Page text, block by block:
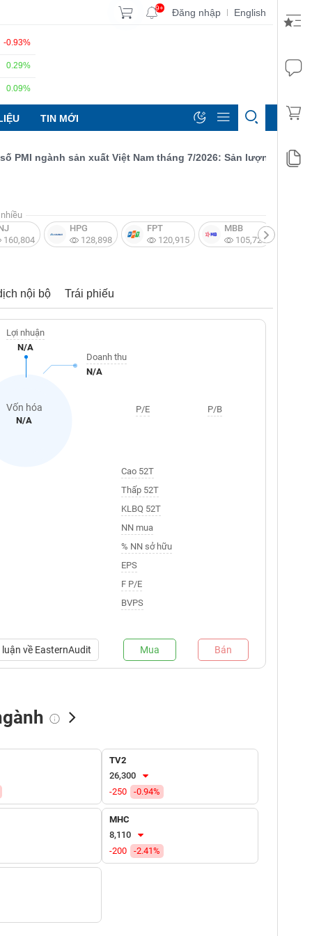
9+ Đăng nhập | English
-0.93%
0.29%
0.09%
TIN MỚI
ngành sản xuất Việt Nam tháng 7/2026: Sản lượng, số lượng
160,804
HPG
128,898
FPT
120,915
MBB
105,721
nội bộ Trái phiếu
Vốn hóa
N/A
Lợi nhuận
N/A
Doanh thu
N/A
P/E P/B
Cao 52T
Thấp 52T
KLBQ 52T
NN mua
% NN sở hữu
EPS
F P/E
BVPS
về EasternAudit Mua Bán
Tự doanh mua
TV2
26,300
-250
-0.94%
MHC
8,110
-200
-2.41%